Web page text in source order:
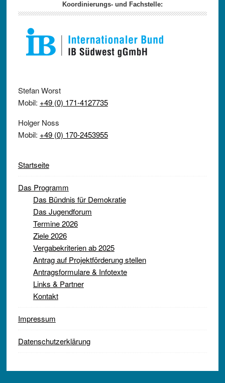
Koordinierungs- und Fachstelle:
Stefan Worst
Mobil: +49 (0) 171-4127735
Holger Noss
Mobil: +49 (0) 170-2453955
Startseite
Das Programm
Das Bündnis für Demokratie
Das Jugendforum
Termine 2026
Ziele 2026
Vergabekriterien ab 2025
Antrag auf Projektförderung stellen
Antragsformulare & Infotexte
Links & Partner
Kontakt
Impressum
Datenschutzerklärung